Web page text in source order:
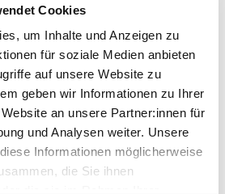
Cookies
um Inhalte und Anzeigen zu
für soziale Medien anbieten
auf unsere Website zu
geben wir Informationen zu Ihrer
an unsere Partner:innen für
und Analysen weiter. Unsere
Informationen möglicherweise
die Sie ihnen
is unique
Gehrecke and qualified
explain in an interview
home works and how "Visit -
Zuhause®" differs from other